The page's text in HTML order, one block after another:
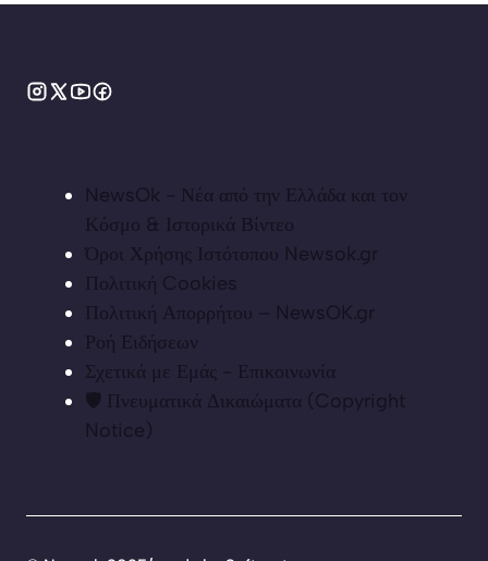
NewsOk - Νέα από την Ελλάδα και τον
Κόσμο & Ιστορικά Βίντεο
Όροι Χρήσης Ιστότοπου Newsok.gr
Πολιτική Cookies
Πολιτική Απορρήτου – NewsOK.gr
Ροή Ειδήσεων
Σχετικά με Εμάς - Επικοινωνία
🛡️ Πνευματικά Δικαιώματα (Copyright
Notice)